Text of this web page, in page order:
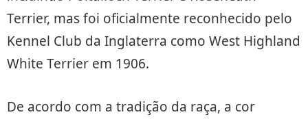
Terrier, mas foi oficialmente reconhecido pelo
Kennel Club da Inglaterra como West Highland
White Terrier em 1906.
De acordo com a tradição da raça, a cor